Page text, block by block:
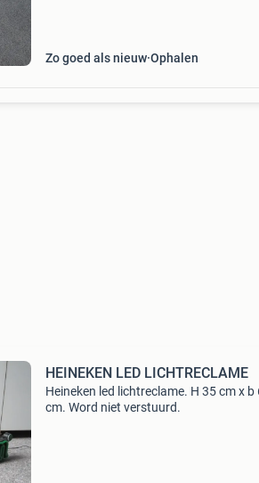
Zo goed als nieuw Ophalen
HEINEKEN LED LICHTRECLAME
Heineken led lichtreclame. H 35 cm x b
cm. Word niet verstuurd.